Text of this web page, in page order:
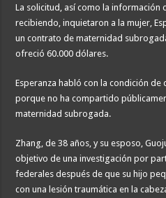
La solicitud, así como la información
recibiendo, inquietaron a la mujer,
un contrato de maternidad
ofreció 60.000 dólares.
Esperanza habló con la condición de
porque no ha compartido
maternidad subrogada.
Zhang, de 38 años, y su esposo,
objetivo de una investigación por
federales después de que su hijo
con una lesión traumática en la